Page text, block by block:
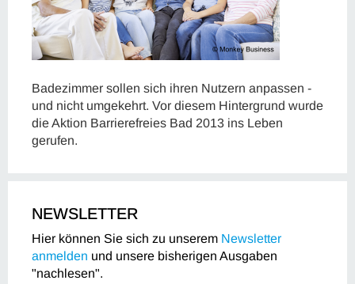
Badezimmer sollen sich ihren Nutzern anpassen -
und nicht umgekehrt. Vor diesem Hintergrund wurde
die Aktion Barrierefreies Bad 2013 ins Leben
gerufen.
NEWSLETTER
Hier können Sie sich zu unserem Newsletter
anmelden und unsere bisherigen Ausgaben
"nachlesen".